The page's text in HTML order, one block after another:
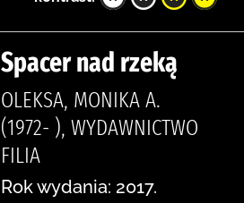
Spacer nad rzeką
OLEKSA, MONIKA A.
(1972- ), WYDAWNICTWO
FILIA
Rok wydania: 2017.